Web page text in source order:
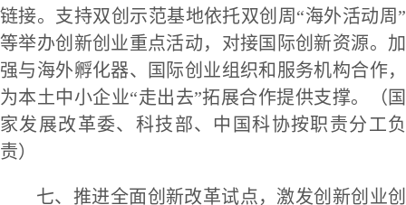
链接。支持双创示范基地依托双创周“海外活动周”
等举办创新创业重点活动，对接国际创新资源。加
强与海外孵化器、国际创业组织和服务机构合作，
为本土中小企业“走出去”拓展合作提供支撑。（国
家发展改革委、科技部、中国科协按职责分工负
责）
七、推进全面创新改革试点，激发创新创业创